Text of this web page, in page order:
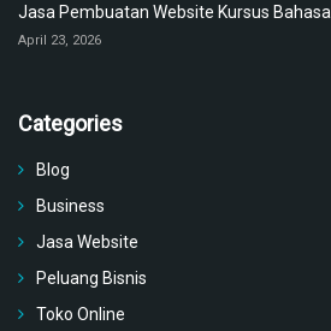
Jasa Pembuatan Website Kursus Bahasa
April 23, 2026
Categories
Blog
Business
Jasa Website
Peluang Bisnis
Toko Online